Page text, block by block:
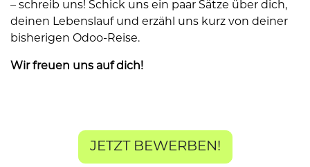
– schreib uns! Schick uns ein paar Sätze über dich,
deinen Lebenslauf und erzähl uns kurz von deiner
bisherigen Odoo-Reise.
Wir freuen uns auf dich!
JETZT BEWERBEN!